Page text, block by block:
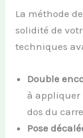
La méthode
solidité de
techniques
Double
à appliquer
dos du
Pose